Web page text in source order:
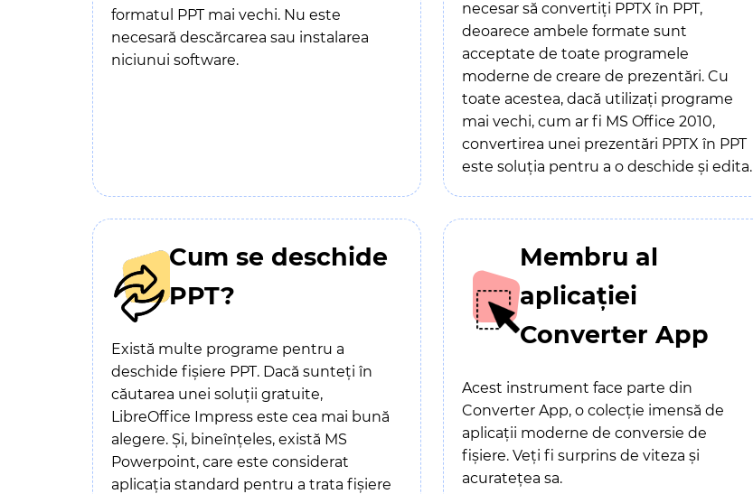
formatul PPT mai vechi. Nu este
necesară descărcarea sau instalarea
niciunui software.
necesar să convertiți PPTX în PPT,
deoarece ambele formate sunt
acceptate de toate programele
moderne de creare de prezentări. Cu
toate acestea, dacă utilizați programe
mai vechi, cum ar fi MS Office 2010,
convertirea unei prezentări PPTX în PPT
este soluția pentru a o deschide și edita.
Cum se deschide
PPT?
Există multe programe pentru a
deschide fișiere PPT. Dacă sunteți în
căutarea unei soluții gratuite,
LibreOffice Impress este cea mai bună
alegere. Și, bineînțeles, există MS
Powerpoint, care este considerat
aplicația standard pentru a trata fișiere
Membru al
aplicației
Converter App
Acest instrument face parte din
Converter App, o colecție imensă de
aplicații moderne de conversie de
fișiere. Veți fi surprins de viteza și
acuratețea sa.